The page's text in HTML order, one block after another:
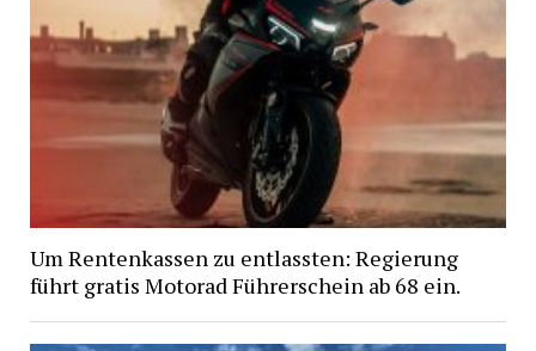
Um Rentenkassen zu entlassten: Regierung
führt gratis Motorad Führerschein ab 68 ein.